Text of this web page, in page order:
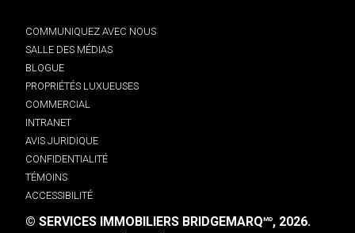
COMMUNIQUEZ AVEC NOUS
SALLE DES MÉDIAS
BLOGUE
PROPRIÉTÉS LUXUEUSES
COMMERCIAL
INTRANET
AVIS JURIDIQUE
CONFIDENTIALITÉ
TÉMOINS
ACCESSIBILITÉ
© SERVICES IMMOBILIERS BRIDGEMARQMD, 2026.